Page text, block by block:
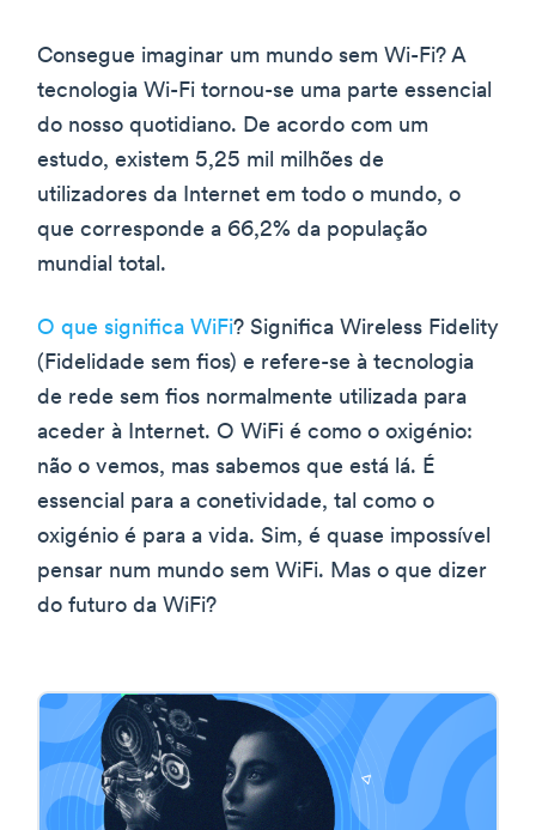
Consegue imaginar um mundo sem Wi-Fi? A
tecnologia Wi-Fi tornou-se uma parte essencial
do nosso quotidiano. De acordo com um
estudo, existem 5,25 mil milhões de
utilizadores da Internet em todo o mundo, o
que corresponde a 66,2% da população
mundial total.
O que significa WiFi? Significa Wireless Fidelity
(Fidelidade sem fios) e refere-se à tecnologia
de rede sem fios normalmente utilizada para
aceder à Internet. O WiFi é como o oxigénio:
não o vemos, mas sabemos que está lá. É
essencial para a conetividade, tal como o
oxigénio é para a vida. Sim, é quase impossível
pensar num mundo sem WiFi. Mas o que dizer
do futuro da WiFi?